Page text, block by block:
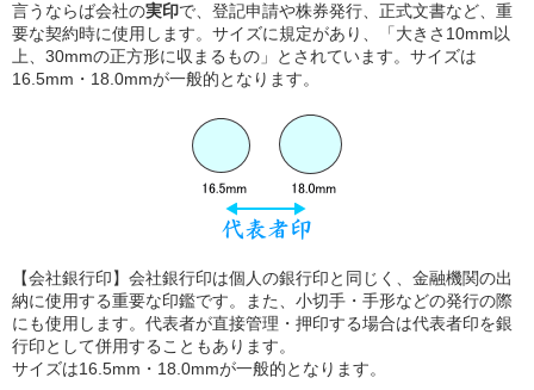
言うならば会社の実印で、登記申請や株券発行、正式文書など、重
要な契約時に使用します。サイズに規定があり、「大きさ10mm以
上、30mmの正方形に収まるもの」とされています。サイズは
16.5mm・18.0mmが一般的となります。
【会社銀行印】会社銀行印は個人の銀行印と同じく、金融機関の出
納に使用する重要な印鑑です。また、小切手・手形などの発行の際
にも使用します。代表者が直接管理・押印する場合は代表者印を銀
行印として併用することもあります。
サイズは16.5mm・18.0mmが一般的となります。